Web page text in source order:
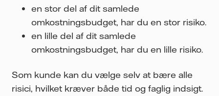
en stor del af dit samlede
omkostningsbudget, har du en stor risiko.
en lille del af dit samlede
omkostningsbudget, har du en lille risiko.
Som kunde kan du vælge selv at bære alle
risici, hvilket kræver både tid og faglig indsigt.